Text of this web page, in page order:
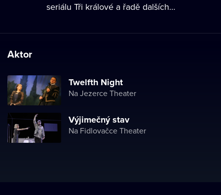
seriálu Tři králové a řadě dalších…
Aktor
Twelfth Night
Na Jezerce Theater
Výjimečný stav
Na Fidlovačce Theater